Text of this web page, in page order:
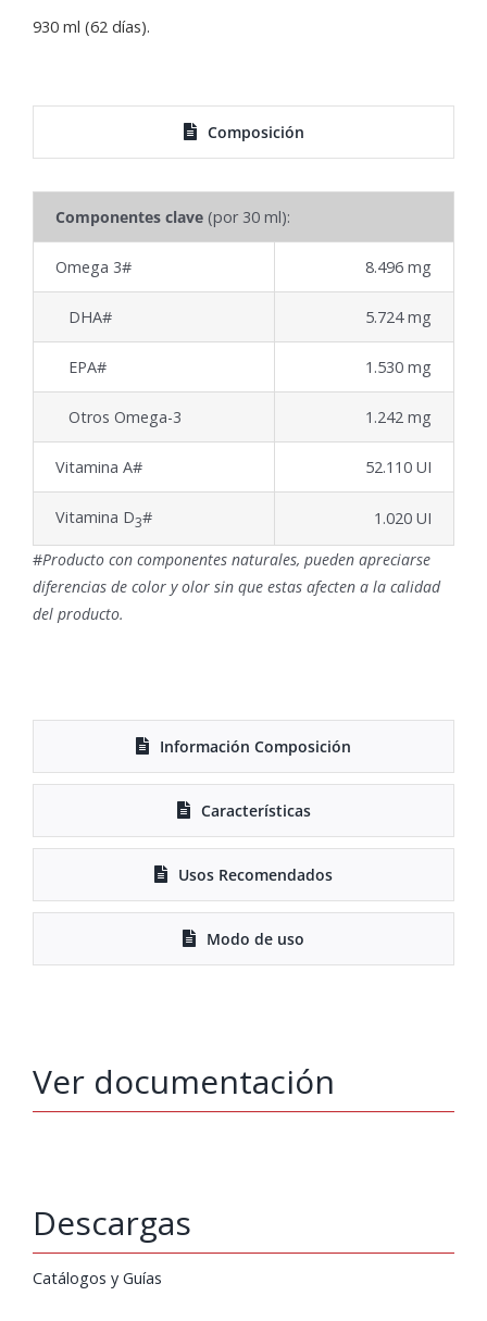
930 ml (62 días).
Composición
Componentes clave (por 30 ml):
Omega 3# 8.496 mg
DHA# 5.724 mg
EPA# 1.530 mg
Otros Omega-3 1.242 mg
Vitamina A# 52.110 UI
Vitamina D3#
1.020 UI
#Producto con componentes naturales, pueden apreciarse
diferencias de color y olor sin que estas afecten a la calidad
del producto.
Información Composición
Características
Usos Recomendados
Modo de uso
Ver documentación
Descargas
Catálogos y Guías